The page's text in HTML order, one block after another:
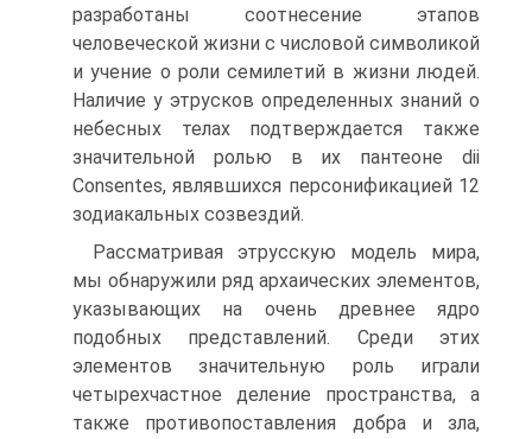
разработа­ны соотнесение этапов
человеческой жизни с числовой симво­ликой
и учение о роли семилетий в жизни людей.
Наличие у этрусков определенных знаний о
небесных телах подтвержда­ется также
значительной ролью в их пантеоне dii
Consentes, являвшихся персонификацией 12
зодиакальных созвездий.
Рассматривая этрусскую модель мира,
мы обнаружили ряд архаических элементов,
указывающих на очень древнее ядро
подобных представлений. Среди этих
элементов значительную роль играли
четырехчастное деление пространства, а
также противопоставления добра и зла,